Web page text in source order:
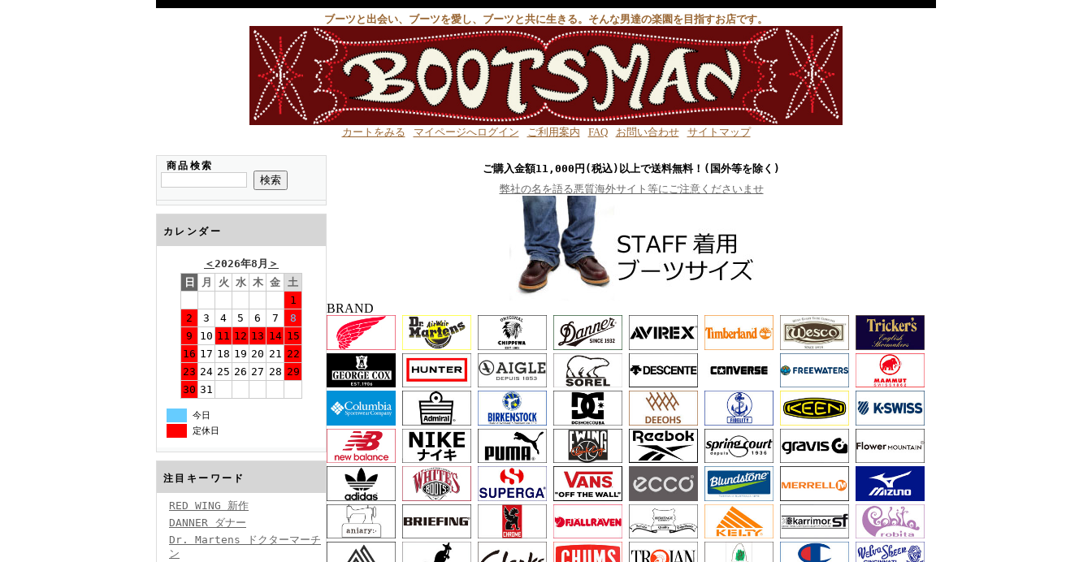
ブーツと出会い、ブーツを愛し、ブーツと共に生きる。そんな男達の楽園を目指すお店です。
カートをみる マイページへログイン ご利用案内 FAQ お問い合わせ サイトマップ
商品検索
カレンダー
＜2026年8月 ＞
日
月 火 水 木 金 土
1
2
3 4 5 6 7
8
9
10 11 12 13 14 15
16 17 18 19 20 21 22
23 24 25 26 27 28 29
30 31
今日
定休日
注目キーワード
RED WING 新作
DANNER ダナー
Dr. Martens ドクターマーチ
ン
ご購入金額11,000円(税込)以上で送料無料！(国外等を除く)
弊社の名を語る悪質海外サイト等にご注意くださいませ
BRAND